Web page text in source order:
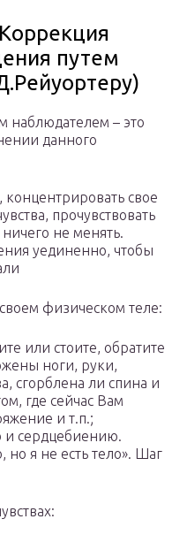
путем
наблюдателем – это
данного
свое
прочувствовать
не менять.
уединенно, чтобы
физическом теле:
или стоите, обратите
ноги, руки,
сгорблена ли спина и
где сейчас Вам
и т.п.;
сердцебиению.
но я не есть тело». Шаг